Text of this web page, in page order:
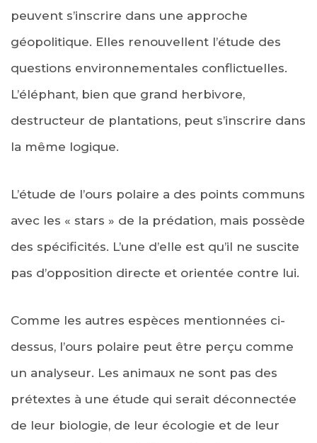
peuvent s’inscrire dans une approche
géopolitique. Elles renouvellent l’étude des
questions environnementales conflictuelles.
L’éléphant, bien que grand herbivore,
destructeur de plantations, peut s’inscrire dans
la même logique.
L’étude de l’ours polaire a des points communs
avec les « stars » de la prédation, mais possède
des spécificités. L’une d’elle est qu’il ne suscite
pas d’opposition directe et orientée contre lui.
Comme les autres espèces mentionnées ci-
dessus, l’ours polaire peut être perçu comme
un analyseur. Les animaux ne sont pas des
prétextes à une étude qui serait déconnectée
de leur biologie, de leur écologie et de leur